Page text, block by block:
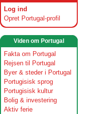
Log ind
Opret Portugal-profil
Viden om Portugal
Fakta om Portugal
Rejsen til Portugal
Byer & steder i Portugal
Portugisisk sprog
Portugisisk kultur
Bolig & investering
Aktiv ferie